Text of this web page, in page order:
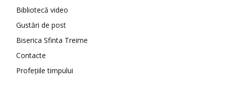
Bibliotecă video
Gustări de post
Biserica Sfinta Treime
Contacte
Profețiile timpului